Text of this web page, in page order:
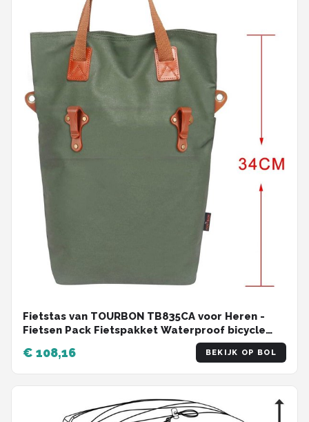
Fietstas van TOURBON TB835CA voor Heren -
Fietsen Pack Fietspakket Waterproof bicycle
€ 108,16 BEKIJK OP BOL